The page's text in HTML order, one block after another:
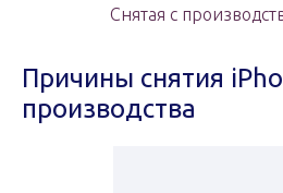
Снятая с
Причины снятия
производства